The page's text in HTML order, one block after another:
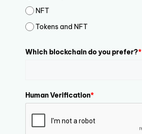
NFT
Tokens and NFT
Which blockchain do you prefer?*
Human Verification*